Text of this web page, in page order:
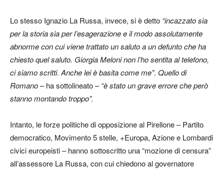
Lo stesso Ignazio La Russa, invece, si è detto “incazzato sia
per la storia sia per l’esagerazione e il modo assolutamente
abnorme con cui viene trattato un saluto a un defunto che ha
chiesto quel saluto. Giorgia Meloni non l’ho sentita al telefono,
ci siamo scritti. Anche lei è basita come me”. Quello di
Romano– ha sottolineato –“è stato un grave errore che però
stanno montando troppo”.
Intanto, le forze politiche di opposizione al Pirellone – Partito
democratico, Movimento 5 stelle, +Europa, Azione e Lombardi
civici europeisti – hanno sottoscritto una “mozione di censura”
all’assessore La Russa, con cui chiedono al governatore